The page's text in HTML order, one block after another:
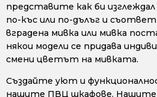
представите как би
по-къс или по-дълъг и
вградена мивка или мивка
някои модели се придава
смени цветът на мивката.
Създайте уют и
нашите ПВЦ шкафове. Нашите